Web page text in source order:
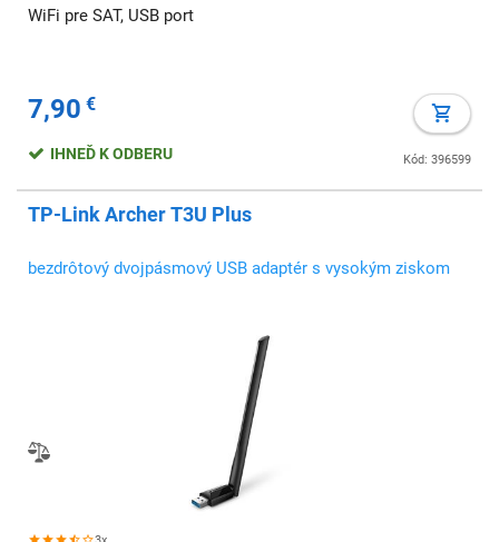
WiFi pre SAT, USB port
7,90 €
Kód: 396599
IHNEĎ K ODBERU
TP-Link Archer T3U Plus
bezdrôtový dvojpásmový USB adaptér s vysokým ziskom